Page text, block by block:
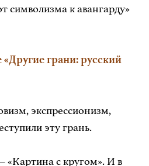
символизма к авангарду»
грани: русский
экспрессионизм,
эту грань.
с кругом». И в